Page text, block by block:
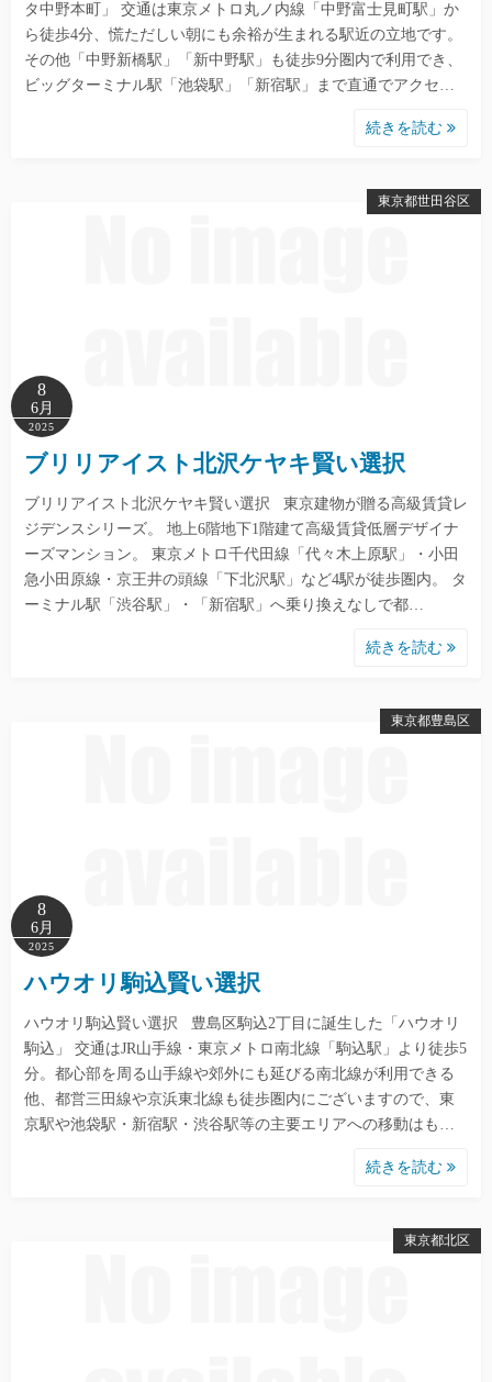
タ中野本町」 交通は東京メトロ丸ノ内線「中野富士見町駅」か
ら徒歩4分、慌ただしい朝にも余裕が生まれる駅近の立地です。
その他「中野新橋駅」「新中野駅」も徒歩9分圏内で利用でき、
ビッグターミナル駅「池袋駅」「新宿駅」まで直通でアクセ…
続きを読む
東京都世田谷区
8
6月
2025
ブリリアイスト北沢ケヤキ賢い選択
ブリリアイスト北沢ケヤキ賢い選択 東京建物が贈る高級賃貸レ
ジデンスシリーズ。 地上6階地下1階建て高級賃貸低層デザイナ
ーズマンション。 東京メトロ千代田線「代々木上原駅」・小田
急小田原線・京王井の頭線「下北沢駅」など4駅が徒歩圏内。 タ
ーミナル駅「渋谷駅」・「新宿駅」へ乗り換えなしで都…
続きを読む
東京都豊島区
8
6月
2025
ハウオリ駒込賢い選択
ハウオリ駒込賢い選択 豊島区駒込2丁目に誕生した「ハウオリ
駒込」 交通はJR山手線・東京メトロ南北線「駒込駅」より徒歩5
分。都心部を周る山手線や郊外にも延びる南北線が利用できる
他、都営三田線や京浜東北線も徒歩圏内にございますので、東
京駅や池袋駅・新宿駅・渋谷駅等の主要エリアへの移動はも…
続きを読む
東京都北区